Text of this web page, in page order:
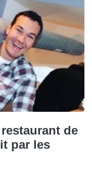
de
par les